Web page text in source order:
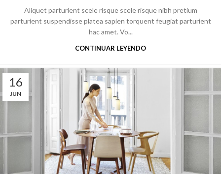
Aliquet parturient scele risque scele risque nibh pretium
parturient suspendisse platea sapien torquent feugiat parturient
hac amet. Vo...
CONTINUAR LEYENDO
16
JUN